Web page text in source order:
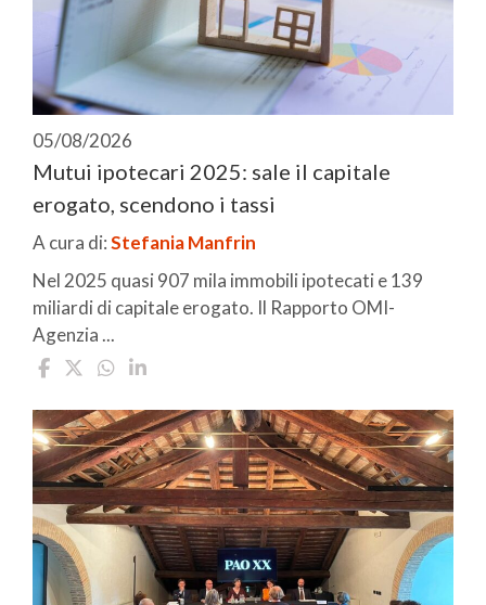
05/08/2026
Mutui ipotecari 2025: sale il capitale
erogato, scendono i tassi
A cura di:Stefania Manfrin
Nel 2025 quasi 907 mila immobili ipotecati e 139
miliardi di capitale erogato. Il Rapporto OMI-
Agenzia ...